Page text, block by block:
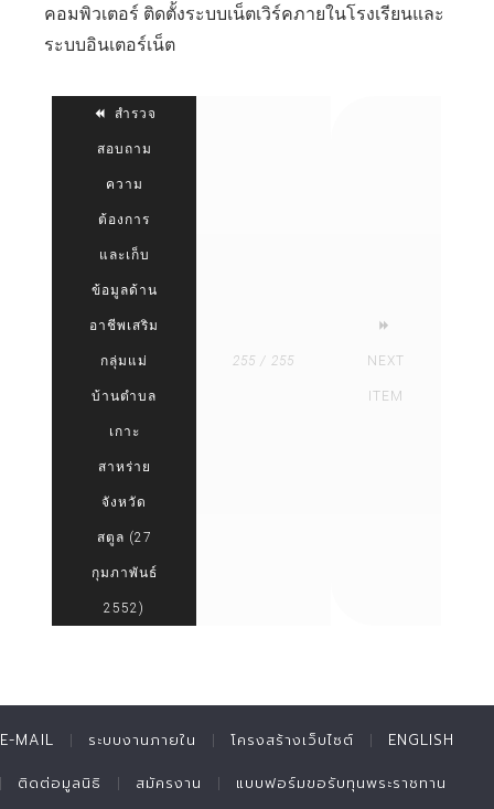
คอมพิวเตอร์ ติดตั้งระบบเน็ตเวิร์คภายในโรงเรียนและ
ระบบอินเตอร์เน็ต
สำรวจ
สอบถาม
ความ
ต้องการ
และเก็บ
ข้อมูลด้าน
อาชีพเสริม
กลุ่มแม่
บ้านตำบล
เกาะ
สาหร่าย
จังหวัด
สตูล (27
กุมภาพันธ์
2552)
255 / 255 NEXT
ITEM
E-MAIL ระบบงานภายใน โครงสร้างเว็บไซต์ ENGLISH
ติดต่อมูลนิธิ สมัครงาน แบบฟอร์มขอรับทุนพระราชทาน